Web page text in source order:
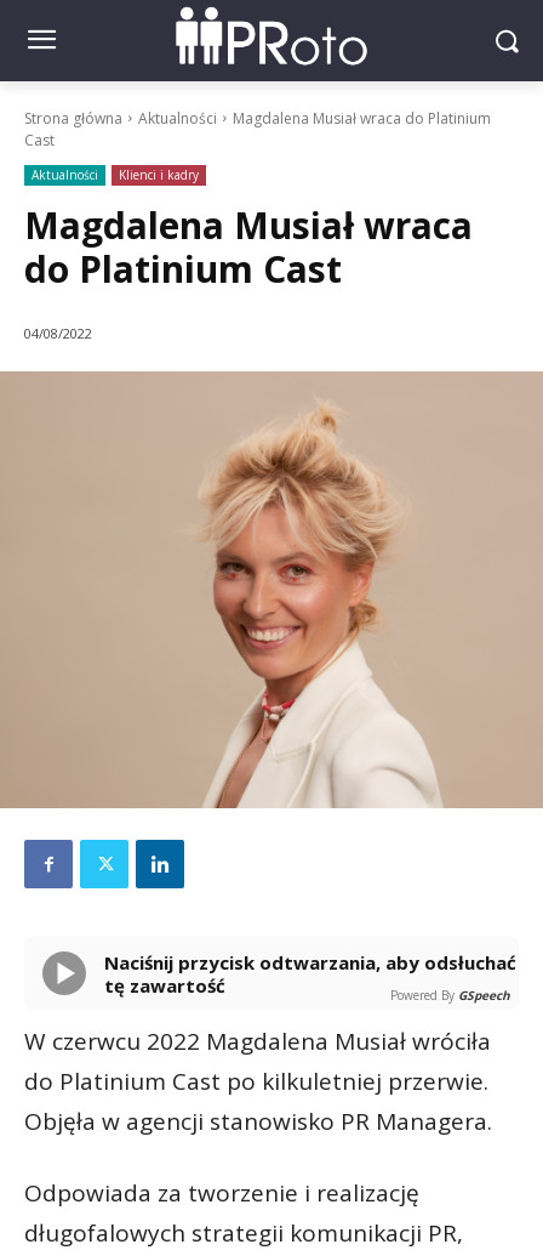
Strona główna Aktualności
Magdalena Musiał wraca do Platinium
Cast
Aktualności Klienci i kadry
Magdalena Musiał wraca
do Platinium Cast
04/08/2022
Naciśnij przycisk odtwarzania, aby odsłuchać
tę zawartość
Powered By GSpeech
W czerwcu 2022 Magdalena Musiał wróciła
do Platinium Cast po kilkuletniej przerwie.
Objęła w agencji stanowisko PR Managera.
Odpowiada za tworzenie i realizację
długofalowych strategii komunikacji PR,